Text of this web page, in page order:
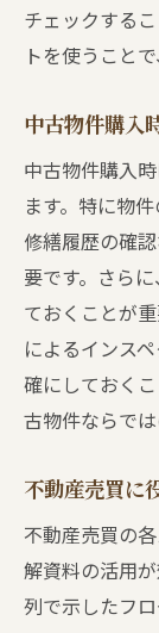
買主
買主
買主
契約当日
不動
契約
不
契約
契約
れ
不動産売
不動
司法
不動
チェックする
トを使うこと
中古物件購入
中古物件購入
ます。特に物
修繕履歴の確
要です。さら
ておくことが
によるインス
確にしておく
古物件ならで
不動産売買に
不動産売買の
解資料の活用
列で示したフ